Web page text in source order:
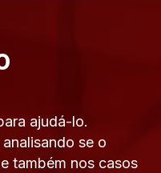
ajudá-lo.
se o
também nos casos